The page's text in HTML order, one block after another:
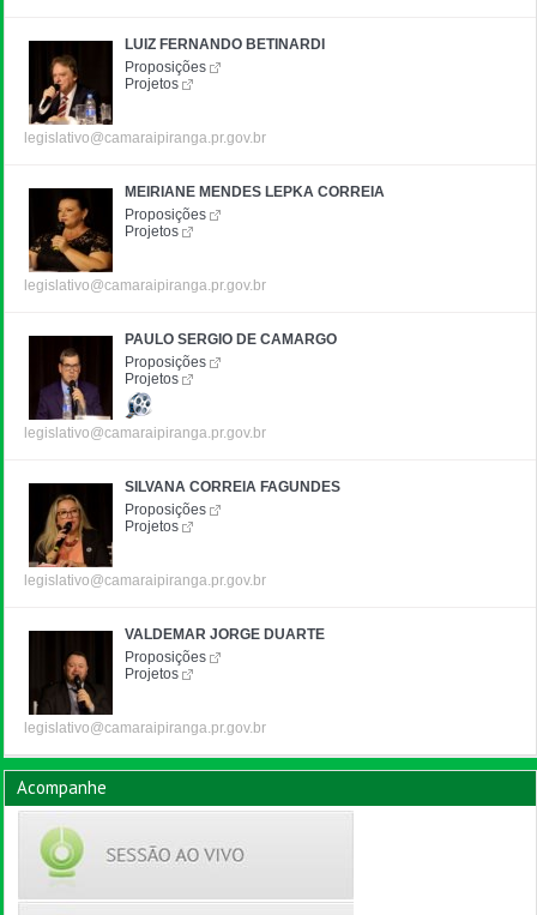
LUIZ FERNANDO BETINARDI
Proposições
Projetos
legislativo@camaraipiranga.pr.gov.br
MEIRIANE MENDES LEPKA CORREIA
Proposições
Projetos
legislativo@camaraipiranga.pr.gov.br
PAULO SERGIO DE CAMARGO
Proposições
Projetos
legislativo@camaraipiranga.pr.gov.br
SILVANA CORREIA FAGUNDES
Proposições
Projetos
legislativo@camaraipiranga.pr.gov.br
VALDEMAR JORGE DUARTE
Proposições
Projetos
legislativo@camaraipiranga.pr.gov.br
Acompanhe